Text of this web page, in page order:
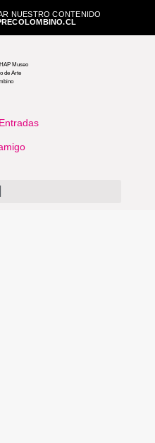
NUESTRO CONTENIDO